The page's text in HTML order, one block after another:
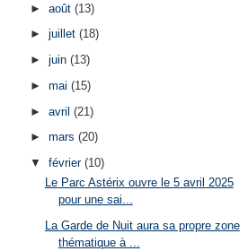
► août (13)
► juillet (18)
► juin (13)
► mai (15)
► avril (21)
► mars (20)
▼ février (10)
Le Parc Astérix ouvre le 5 avril 2025
pour une sai...
La Garde de Nuit aura sa propre zone
thématique à ...